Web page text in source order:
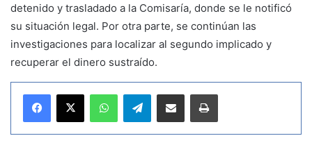
detenido y trasladado a la Comisaría, donde se le notificó
su situación legal. Por otra parte, se continúan las
investigaciones para localizar al segundo implicado y
recuperar el dinero sustraído.
Telegram